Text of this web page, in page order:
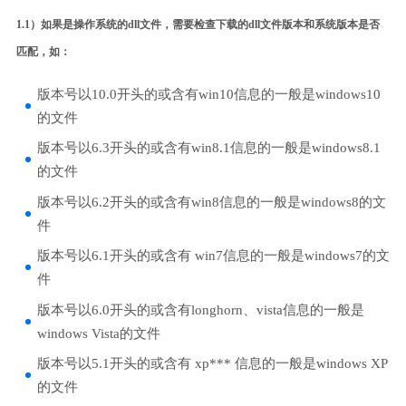
1.1）如果是操作系统的dll文件，需要检查下载的dll文件版本和系统版本是否
匹配，如：
版本号以10.0开头的或含有win10信息的一般是windows10
的文件
版本号以6.3开头的或含有win8.1信息的一般是windows8.1
的文件
版本号以6.2开头的或含有win8信息的一般是windows8的文
件
版本号以6.1开头的或含有 win7信息的一般是windows7的文
件
版本号以6.0开头的或含有longhorn、vista信息的一般是
windows Vista的文件
版本号以5.1开头的或含有 xp*** 信息的一般是windows XP
的文件